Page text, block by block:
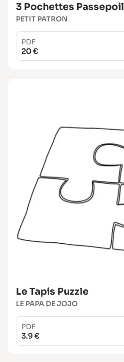
3 Pochettes Passepoil
PETIT PATRON
PDF
20 €
Le Tapis Puzzle
LE PAPA DE JOJO
PDF
3.9 €